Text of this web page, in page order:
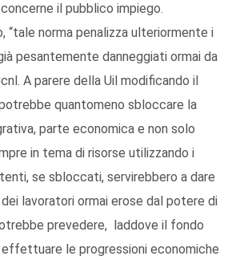
il pubblico impiego.
“tale norma penalizza ulteriormente i
pesantemente danneggiati ormai da
A parere della Uil modificando il
quantomeno sbloccare la
parte economica e non solo
in tema di risorse utilizzando i
se sbloccati, servirebbero a dare
lavoratori ormai erose dal potere di
prevedere, laddove il fondo
effettuare le progressioni economiche